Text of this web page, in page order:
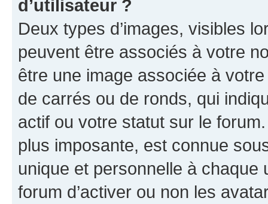
d’utilisateur ?
Deux types d’images, visibles
peuvent être associés à votre
être une image associée à
de carrés ou de ronds, qui
actif ou votre statut sur le
plus imposante, est connue
unique et personnelle à chaque
forum d’activer ou non les